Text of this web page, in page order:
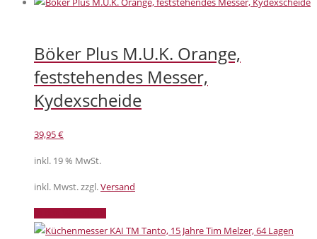
Böker Plus M.U.K. Orange,
feststehendes Messer,
Kydexscheide
39,95€
inkl. 19 % MwSt.
inkl. Mwst. zzgl.Versand